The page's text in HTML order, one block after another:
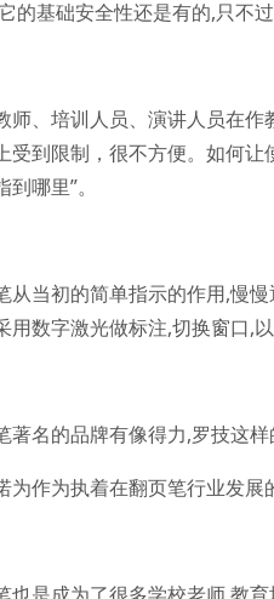
的基础安全性还是有的,只不
师、培训人员、演讲人员在
受到限制，很不方便。如何
到哪里”。
从当初的简单指示的作用,慢
用数字激光做标注,切换窗口,
著名的品牌有像得力,罗技这样
为作为执着在翻页笔行业发展